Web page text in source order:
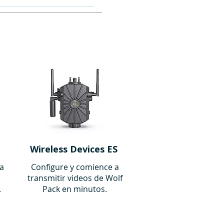
Wireless Devices ES
Configure y comience a
transmitir videos de Wolf
Pack en minutos.